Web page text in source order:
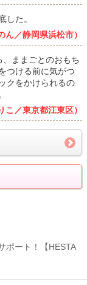
した。
ん／静岡県浜松市）
ままごとのおもち
つける前に気がつ
クをかけられるの
こ／東京都江東区）
ポート！【HESTA